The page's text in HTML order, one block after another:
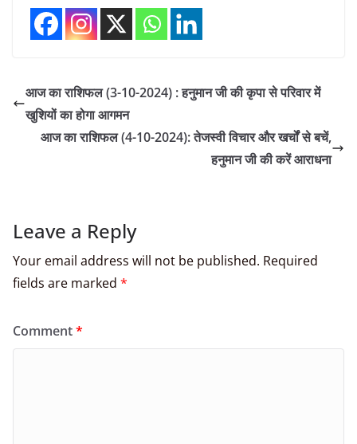
आज का राशिफल (3-10-2024) : हनुमान जी की कृपा से परिवार में
खुशियों का होगा आगमन
आज का राशिफल (4-10-2024): तेजस्वी विचार और खर्चों से बचें,
हनुमान जी की करें आराधना
Leave a Reply
Your email address will not be published. Required
fields are marked *
Comment*